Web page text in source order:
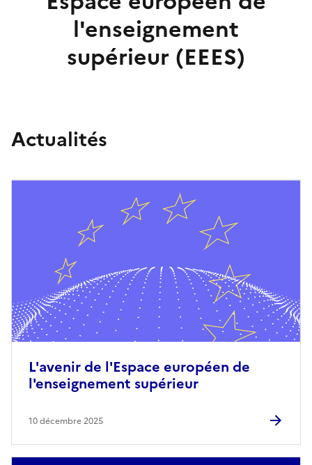
l'enseignement
supérieur (EEES)
Actualités
L'avenir de l'Espace européen de
l'enseignement supérieur
10 décembre 2025